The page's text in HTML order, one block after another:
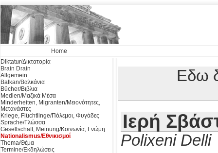
Home
Diktatur/Δικτατορία
Brain Drain
Allgemein
Balkan/Βαλκάνια
Bücher/Βιβλια
Medien/Μαζικά Μέσα
Minderheiten, Migranten/Μειονότητες,
Μετανάστες
Kriege, Flüchtlinge/Πόλεμοι, Φυγάδες
Sprache/Γλώσσα
Gesellschaft, Meinung/Κοινωνία, Γνώμη
Nationalismus/Εθνικισμοί
Thema/Θέμα
Termine/Εκδηλώσεις
Εδω
Ιερή
Polixeni Delli